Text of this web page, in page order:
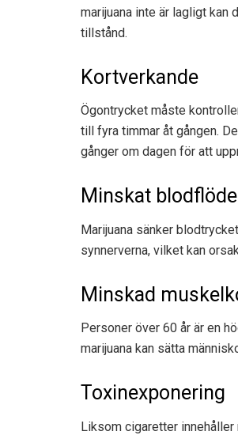
marijuana inte är lagligt kan
tillstånd.
Kortverkande
Ögontrycket måste
till fyra timmar åt gången.
gånger om dagen för att
Minskat blodflöde
Marijuana sänker
synnerverna, vilket kan
Minskad
Personer över 60 år är en
marijuana kan sätta
Toxinexponering
Liksom cigaretter innehåller